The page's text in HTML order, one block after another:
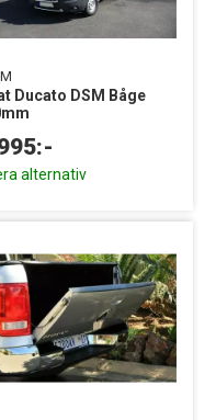
Ducato DSM Båge
alternativ